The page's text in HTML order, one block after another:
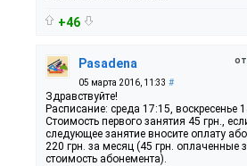
+46
Pasadena
05 марта 2016, 11:33 #
Здравствуйте!
Расписание: среда 17:15, воскресенье
Стоимость первого занятия 45 грн.,
следующее занятие вносите оплату
220 грн. за месяц (45 грн. оплаченные
стоимость абонемента).